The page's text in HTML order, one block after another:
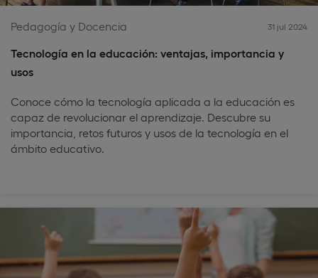
Pedagogía y Docencia 31 jul 2024
Tecnología en la educación: ventajas, importancia y
usos
Conoce cómo la tecnología aplicada a la educación es
capaz de revolucionar el aprendizaje. Descubre su
importancia, retos futuros y usos de la tecnología en el
ámbito educativo.